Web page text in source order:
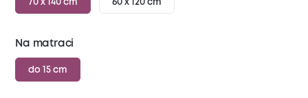
70 x 140 cm 60 x 120 cm
Na matraci
do 15 cm